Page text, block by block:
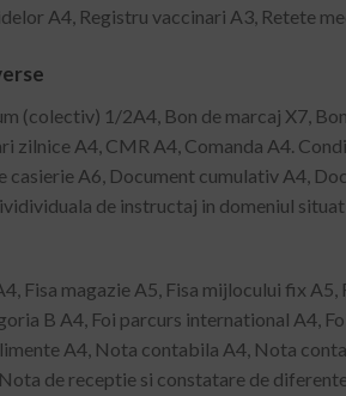
A4, Registru vaccinari A3, Retete
(colectiv) 1/2A4, Bon de marcaj X7,
zilnice A4, CMR A4, Comanda A4.
casierie A6, Document cumulativ A4,
de instructaj in domeniul
Fisa magazie A5, Fisa mijlocului fix
B A4, Foi parcurs international A4,
A4, Nota contabila A4, Nota
de receptie si constatare de